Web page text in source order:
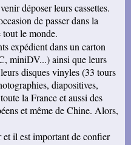
déposer leurs cassettes.
de passer dans la
tout le monde.
expédient dans un carton
miniDV...) ainsi que leurs
disques vinyles (33 tours
diapositives,
la France et aussi des
et même de Chine. Alors,
il est important de confier